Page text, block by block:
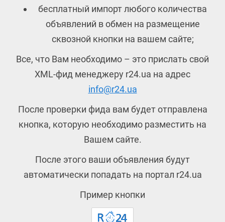
бесплатный импорт любого количества
объявлений в обмен на размещение
сквозной кнопки на вашем сайте;
Все, что Вам необходимо – это прислать свой
XML-фид менеджеру r24.ua на адрес
info@r24.ua
После проверки фида вам будет отправлена
кнопка, которую необходимо разместить на
Вашем сайте.
После этого ваши объявления будут
автоматически попадать на портал r24.ua
Пример кнопки